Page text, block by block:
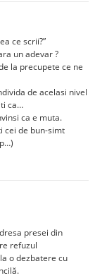
ce scrii?”
un adevar ?
la precupete ce ne
de acelasi nivel
ca…
ca e muta.
cei de bun-simt
presei din
refuzul
o dezbatere cu